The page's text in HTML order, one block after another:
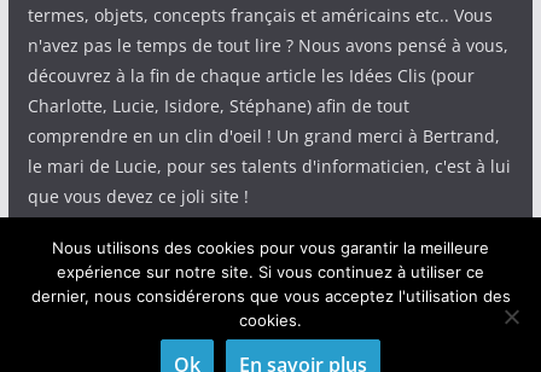
termes, objets, concepts français et américains etc.. Vous
n'avez pas le temps de tout lire ? Nous avons pensé à vous,
découvrez à la fin de chaque article les Idées Clis (pour
Charlotte, Lucie, Isidore, Stéphane) afin de tout
comprendre en un clin d'oeil ! Un grand merci à Bertrand,
le mari de Lucie, pour ses talents d'informaticien, c'est à lui
que vous devez ce joli site !
IdeeClis. Tous droits réservés.
par ThemeGrill. Propulsé par
Nous utilisons des cookies pour vous garantir la meilleure
expérience sur notre site. Si vous continuez à utiliser ce
dernier, nous considérerons que vous acceptez l'utilisation des
cookies.
Ok En savoir plus